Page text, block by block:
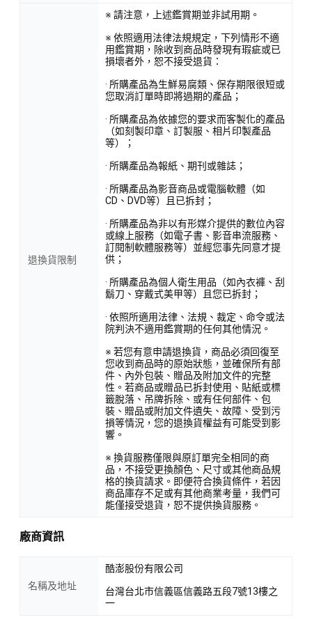
退換貨限制
※ 請注意，上述鑑賞期並非試用期。
※ 依照適用法律法規規定，下列情形不適
用鑑賞期，除收到商品時發現有瑕疵或已
損壞者外，恕不接受退貨：
· 所購產品為生鮮易腐類、保存期限很短或
您取消訂單時即將過期的產品；
· 所購產品為依據您的要求而客製化的產品
（如刻製印章、訂製服、相片印製產品
等）；
· 所購產品為報紙、期刊或雜誌；
· 所購產品為影音商品或電腦軟體（如
CD、DVD等）且已拆封；
· 所購產品為非以有形媒介提供的數位內容
或線上服務（如電子書、影音串流服務、
訂閱制軟體服務等）並經您事先同意才提
供；
· 所購產品為個人衛生用品（如內衣褲、刮
鬍刀、穿戴式美甲等）且您已拆封；
· 依照所適用法律、法規、裁定、命令或法
院判決不適用鑑賞期的任何其他情況。
※ 若您有意申請退換貨，商品必須回復至
您收到商品時的原始狀態，並確保所有部
件、內外包裝、贈品及附加文件的完整
性。若商品或贈品已拆封使用、貼紙或標
籤脫落、吊牌拆除、或有任何部件、包
裝、贈品或附加文件遺失、故障、受到污
損等情況，您的退換貨權益有可能受到影
響。
※ 換貨服務僅限與原訂單完全相同的商
品，不接受更換顏色、尺寸或其他商品規
格的換貨請求。即便符合換貨條件，若因
商品庫存不足或有其他商業考量，我們可
能僅接受退貨，恕不提供換貨服務。
廠商資訊
名稱及地址
酷澎股份有限公司
台灣台北市信義區信義路五段7號13樓之
一